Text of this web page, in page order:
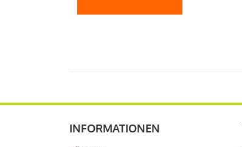
INFORMATIONEN